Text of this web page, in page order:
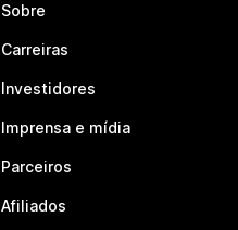
Sobre
Carreiras
Investidores
Imprensa e mídia
Parceiros
Afiliados